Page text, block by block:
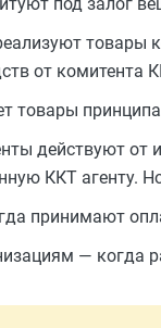
товары
от комитента
товары
действуют от
ККТ агенту.
принимают
— когда